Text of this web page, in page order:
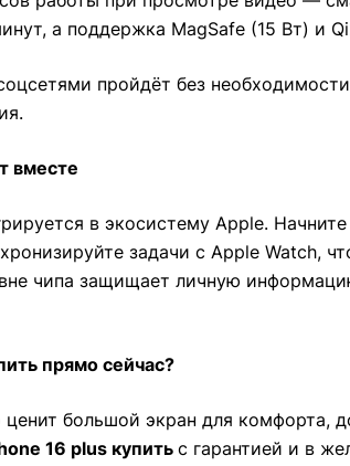
а поддержка MagSafe (15 Вт) и
пройдёт без
вместе
в экосистему Apple.
задачи с Apple Watch,
чипа защищает личную
прямо сейчас?
большой экран для комфорта,
16 plus купить с гарантией и в